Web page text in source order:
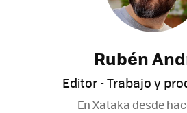
Rubén
Editor - Trabajo y
En Xataka desde